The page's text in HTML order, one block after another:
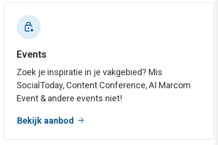
water_lock
Events
Zoek je inspiratie in je vakgebied? Mis
SocialToday, Content Conference, AI Marcom
Event & andere events niet!
Bekijk aanbod arrow_forward